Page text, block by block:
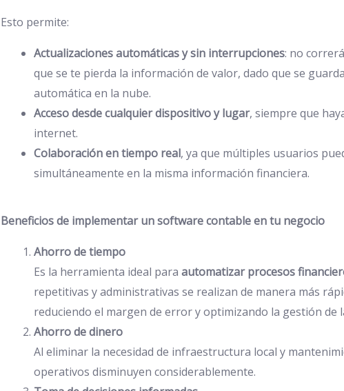
Esto permite:
Actualizaciones automáticas y sin interrupciones: no
que se te pierda la información de valor, dado que se
automática en la nube.
Acceso desde cualquier dispositivo y lugar, siempre que
internet.
Colaboración en tiempo real, ya que múltiples usuarios
simultáneamente en la misma información financiera.
Beneficios de implementar un software contable en tu negocio
Ahorro de tiempo
Es la herramienta ideal para automatizar procesos
repetitivas y administrativas se realizan de manera más
reduciendo el margen de error y optimizando la gestión de
Ahorro de dinero
Al eliminar la necesidad de infraestructura local y
operativos disminuyen considerablemente.